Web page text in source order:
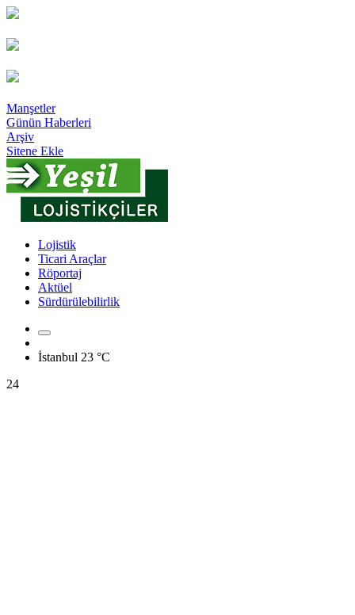
Manşetler
Günün Haberleri
Arşiv
Sitene Ekle
Lojistik
Ticari Araçlar
Röportaj
Aktüel
Sürdürülebilirlik
İstanbul 23 °C
24